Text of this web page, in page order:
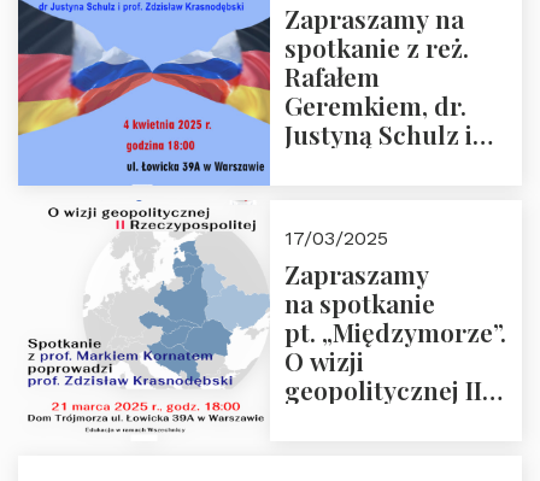
Zapraszamy na
spotkanie z reż.
Rafałem
Geremkiem, dr.
Justyną Schulz i
“Rosja-Niemcy…”
17/03/2025
Zapraszamy
na spotkanie
pt. „Międzymorze”.
O wizji
geopolitycznej II